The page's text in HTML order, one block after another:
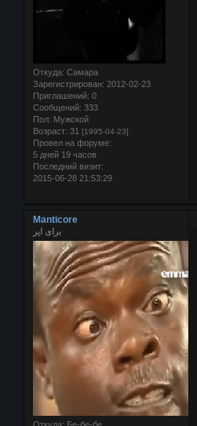
Откуда: Самара
Зарегистрирован: 2012-02-23
Приглашений: 0
Сообщений: 333
Пол: Мужской
Возраст: 31 [1995-04-23]
Провел на форуме:
5 дней 19 часов
Последний визит:
2015-06-28 21:53:29
Manticore
برای ایر